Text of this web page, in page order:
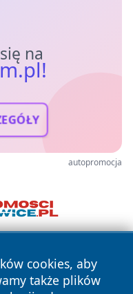
na
autopromocja
cookies, aby
także plików